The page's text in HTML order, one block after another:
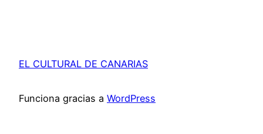
EL CULTURAL DE CANARIAS
Funciona gracias a WordPress